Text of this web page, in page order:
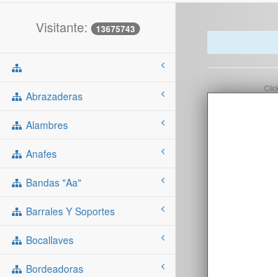
Visitante: 13675743
Abrazaderas
Alambres
Anafes
Bandas "aa"
Barrales Y Soportes
Bocallaves
Bordeadoras